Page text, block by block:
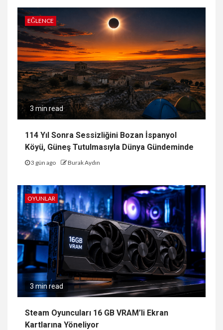
EĞLENCE
3 min read
114 Yıl Sonra Sessizliğini Bozan İspanyol
Köyü, Güneş Tutulmasıyla Dünya Gündeminde
3 gün ago Burak Aydın
OYUNLAR
3 min read
Steam Oyuncuları 16 GB VRAM’li Ekran
Kartlarına Yöneliyor